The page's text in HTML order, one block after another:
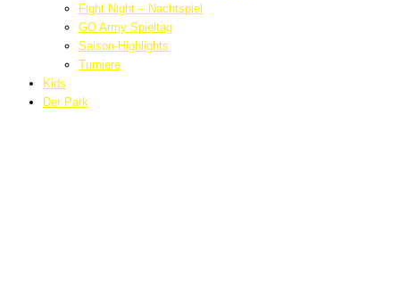
Fight Night – Nachtspiel
GO Army Spieltag
Saison-Highlights
Turniere
Kids
Der Park